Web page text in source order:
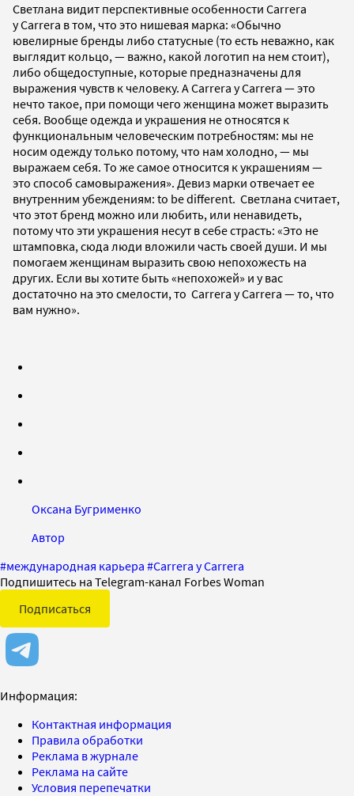
Светлана видит перспективные особенности Carrera
y Carrera в том, что это нишевая марка: «Обычно
ювелирные бренды либо статусные (то есть неважно, как
выглядит кольцо, — важно, какой логотип на нем стоит),
либо общедоступные, которые предназначены для
выражения чувств к человеку. А Carrera y Carrera — это
нечто такое, при помощи чего женщина может выразить
себя. Вообще одежда и украшения не относятся к
функциональным человеческим потребностям: мы не
носим одежду только потому, что нам холодно, — мы
выражаем себя. То же самое относится к украшениям —
это способ самовыражения». Девиз марки отвечает ее
внутренним убеждениям: to be different. Светлана считает,
что этот бренд можно или любить, или ненавидеть,
потому что эти украшения несут в себе страсть: «Это не
штамповка, сюда люди вложили часть своей души. И мы
помогаем женщинам выразить свою непохожесть на
других. Если вы хотите быть «непохожей» и у вас
достаточно на это смелости, то Carrera y Carrera — то, что
вам нужно».
Оксана Бугрименко
Автор
#международная карьера #Carrera y Carrera
Подпишитесь на Telegram-канал Forbes Woman
Подписаться
Информация:
Контактная информация
Правила обработки
Реклама в журнале
Реклама на сайте
Условия перепечатки